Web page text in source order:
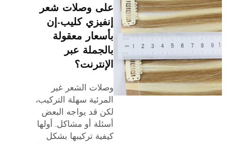
على وصلات شعر
إنفيزي كليب-إن
بأسعار معقولة
بالجملة عبر
الإنترنت؟
وصلات الشعر غير
المرئية سهلة التركيب،
لكن قد يواجه البعض
أسئلة أو مشاكل. أولها
كيفية تركيبها بشكل